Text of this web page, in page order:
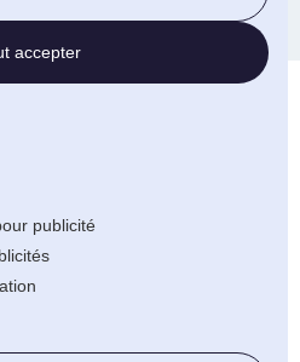
accepter
publicité